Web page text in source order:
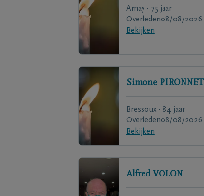
Amay - 75 jaar
Overleden08/08/2026
Bekijken
Simone PIRONNET
Bressoux - 84 jaar
Overleden08/08/2026
Bekijken
Alfred VOLON